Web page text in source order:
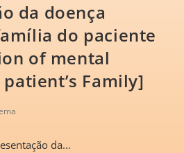
da doença
do paciente
of mental
Family]
da…